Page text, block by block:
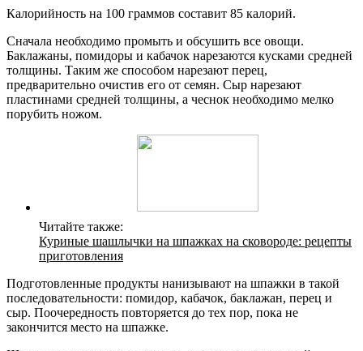
Калорийность на 100 граммов составит 85 калорий.
Сначала необходимо промыть и обсушить все овощи.
Баклажаны, помидоры и кабачок нарезаются кусками средней
толщины. Таким же способом нарезают перец,
предварительно очистив его от семян. Сыр нарезают
пластинами средней толщины, а чеснок необходимо мелко
порубить ножом.
Читайте также:
Куриные шашлычки на шпажках на сковороде: рецепты
приготовления
Подготовленные продукты нанизывают на шпажки в такой
последовательности: помидор, кабачок, баклажан, перец и
сыр. Поочередность повторяется до тех пор, пока не
закончится место на шпажке.